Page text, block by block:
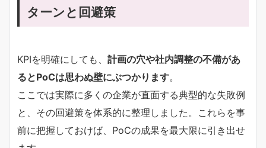
ターンと回避策
KPIを明確にしても、 計画の穴や社内調整の不備があ
るとPoCは思わぬ壁にぶつかります。
ここでは実際に多くの企業が直面する典型的な失敗例
と、その回避策を体系的に整理しました。これらを事
前に把握しておけば、PoCの成果を最大限に引き出せ